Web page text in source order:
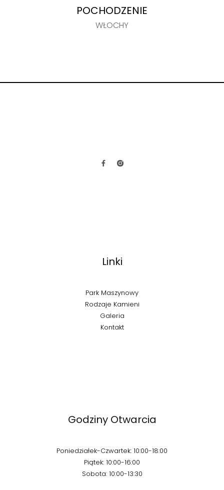
POCHODZENIE
WŁOCHY
Linki
Park Maszynowy
Rodzaje Kamieni
Galeria
Kontakt
Godziny Otwarcia
Poniedziałek-Czwartek: 10:00-18:00
Piątek: 10:00-16:00
Sobota: 10:00-13:30